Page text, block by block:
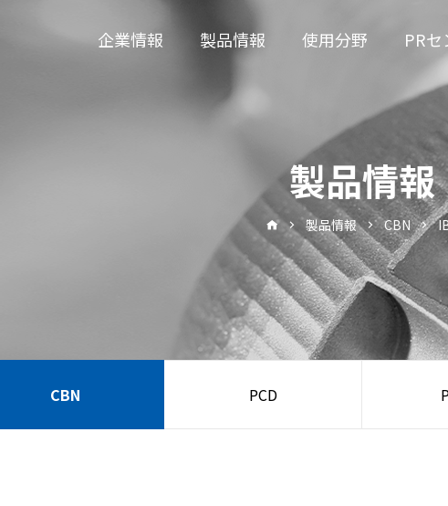
企業情報 製品情報 使用分野 PR
製品情報
製品情報 CBN
CBN PCD